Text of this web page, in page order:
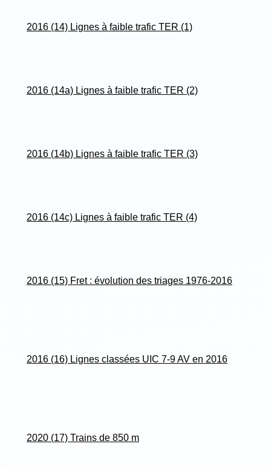
2016 (14) Lignes à faible trafic TER (1)
2016 (14a) Lignes à faible trafic TER (2)
2016 (14b) Lignes à faible trafic TER (3)
2016 (14c) Lignes à faible trafic TER (4)
2016 (15) Fret : évolution des triages 1976-2016
2016 (16) Lignes classées UIC 7-9 AV en 2016
2020 (17) Trains de 850 m